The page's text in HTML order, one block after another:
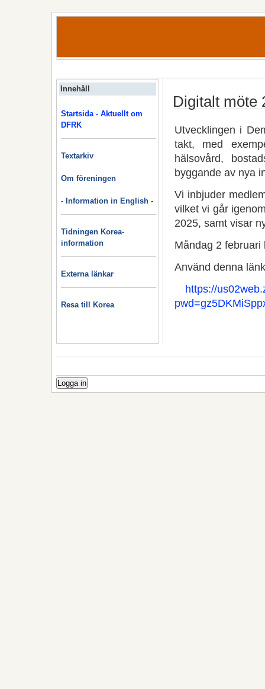
Innehåll
Startsida - Aktuellt om
DFRK
Textarkiv
Om föreningen
- Information in English -
Tidningen Korea-
information
Externa länkar
Resa till Korea
Digitalt möte
Utvecklingen i
takt, med
hälsovård,
byggande av nya
Vi inbjuder
vilket vi går
2025, samt visar
Måndag 2 februari
Använd denna
https://
Logga in